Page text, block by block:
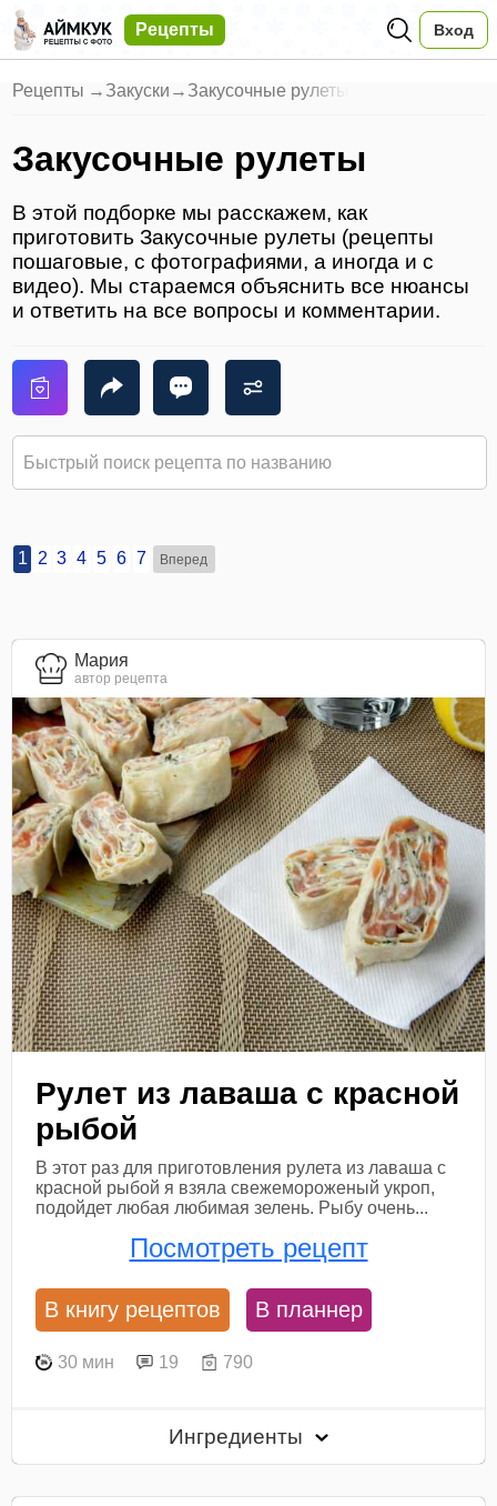
Рецепты Вход
Рецепты → Закуски → Закусочные рулеты
Закусочные рулеты
В этой подборке мы расскажем, как
приготовить Закусочные рулеты (рецепты
пошаговые, с фотографиями, а иногда и с
видео). Мы стараемся объяснить все нюансы
и ответить на все вопросы и комментарии.
1 2 3 4 5 6 7 Вперед
Мария
автор рецепта
Рулет из лаваша с красной
рыбой
В этот раз для приготовления рулета из лаваша с
красной рыбой я взяла свежемороженый укроп,
подойдет любая любимая зелень. Рыбу очень...
Посмотреть рецепт
В книгу рецептов В планнер
30 мин 19 790
Ингредиенты